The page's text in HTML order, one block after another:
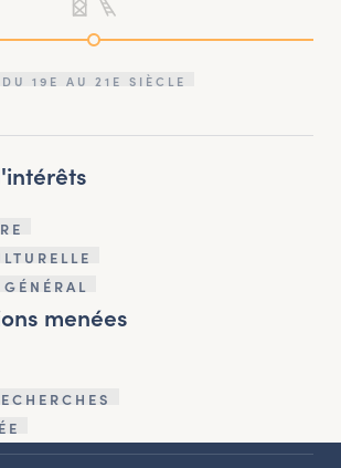
DU 19E AU 21E SIÈCLE
menées